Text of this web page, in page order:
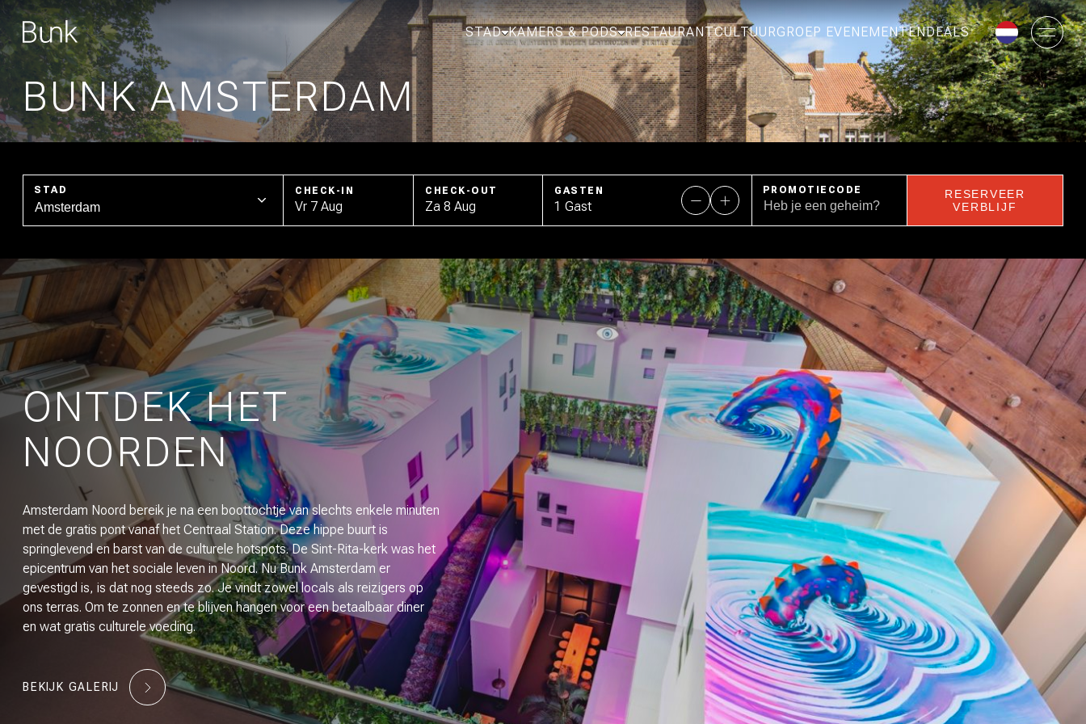
STAD KAMERS & PODS RESTAURANTCULTUURGROEP EVENEMENTENDEALS
AMSTERDAM
UTRECHT
BUNK AMSTERDAM
STAD CHECK-IN
Vr 7 Aug
CHECK-OUT
Za 8 Aug
GASTEN
1 Gast
PROMOTIECODE
RESERVEER
VERBLIJF
ONTDEK HET
NOORDEN
Amsterdam Noord bereik je na een boottochtje van slechts enkele minuten
met de gratis pont vanaf het Centraal Station. Deze hippe buurt is
springlevend en barst van de culturele hotspots. De Sint-Rita-kerk was het
epicentrum van het sociale leven in Noord. Nu Bunk Amsterdam er
gevestigd is, is dat nog steeds zo. Je vindt zowel locals als reizigers op
ons terras. Om te zonnen en te blijven hangen voor een betaalbaar diner
en wat gratis culturele voeding.
BEKIJK GALERIJ